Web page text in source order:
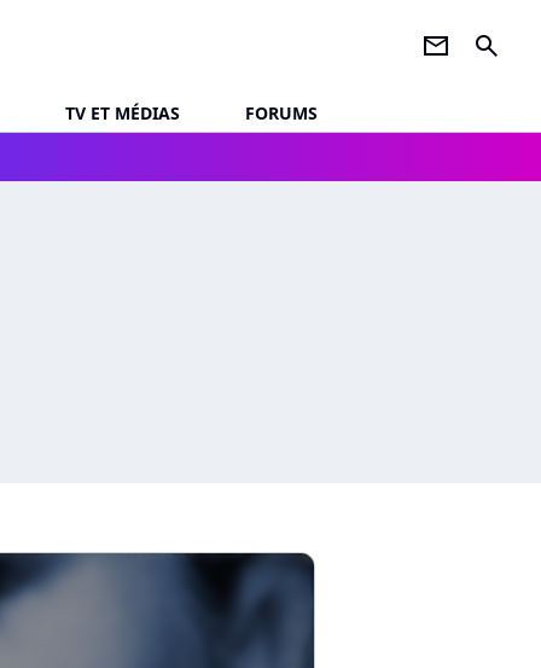
newsletter search
TV ET MÉDIAS
FORUMS